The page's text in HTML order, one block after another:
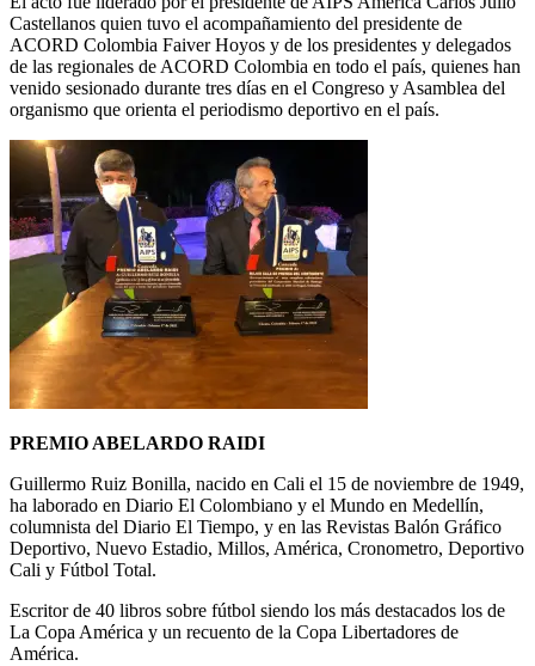
Castellanos quien tuvo el acompañamiento del presidente de
ACORD Colombia Faiver Hoyos y de los presidentes y delegados
de las regionales de ACORD Colombia en todo el país, quienes han
venido sesionado durante tres días en el Congreso y Asamblea del
organismo que orienta el periodismo deportivo en el país.
PREMIO ABELARDO RAIDI
Guillermo Ruiz Bonilla, nacido en Cali el 15 de noviembre de 1949,
ha laborado en Diario El Colombiano y el Mundo en Medellín,
columnista del Diario El Tiempo, y en las Revistas Balón Gráfico
Deportivo, Nuevo Estadio, Millos, América, Cronometro, Deportivo
Cali y Fútbol Total.
Escritor de 40 libros sobre fútbol siendo los más destacados los de
La Copa América y un recuento de la Copa Libertadores de
América.